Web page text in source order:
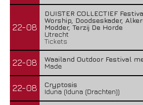
22-08
DUISTER COLLECTIEF
Worship, Doodseskader,
Modder, Terzij De Horde
Utrecht
Tickets
22-08
Waailand Outdoor Festival
Made
22-08
Cryptosis
Iduna (Iduna (Drachten))